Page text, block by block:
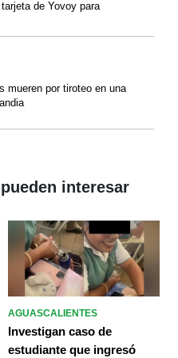
de Yovoy para
mueren por tiroteo en una
interesar
AGUASCALIENTES
Investigan caso de
estudiante que ingresó